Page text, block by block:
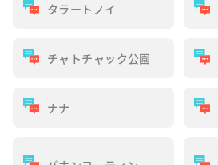
タラートノイ
チャトチャック公園
ナナ